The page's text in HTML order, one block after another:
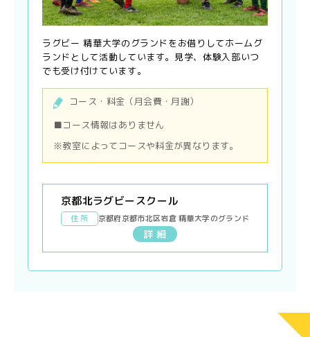
ラグビー 精華大学のグランドをお借りしてホームグ
ランドとして活動しています。見学、体験入部いつ
でも受け付けています。
コース・料金（月会費・月謝）
■コース情報はありません
※教室によってコースや料金が異なります。
京都北ラグビースクール
住 所 京都府京都市北区岩倉 精華大学のグランド
詳 細